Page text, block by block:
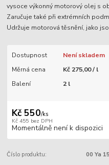
vysoce výkonný motorový olej s
Zaručuje také při extrémních
Udržuje motorová těsnění, jako
Dostupnost
Není skladem
Měrná cena
Kč 275,00 / l
Balení
2 l
Kč 550/ks
Kč 455 bez DPH
Momentálně není k dispozici
Číslo produktu: 00 Ya